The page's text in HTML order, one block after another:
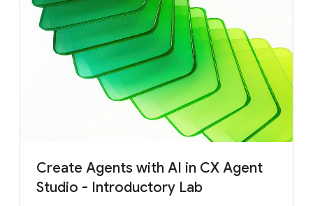
Create Agents with AI in CX Agent
Studio - Introductory Lab